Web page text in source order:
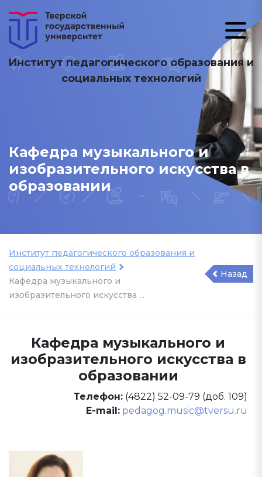
Институт педагогического образования и
социальных технологий
Кафедра музыкального и
изобразительного искусства в
образовании
Институт педагогического образования и
социальных технологий
Кафедра музыкального и
изобразительного искусства ...
Назад
Кафедра музыкального и
изобразительного искусства в
образовании
Телефон: (4822) 52-09-79 (доб. 109)
E-mail: pedagog.music@tversu.ru